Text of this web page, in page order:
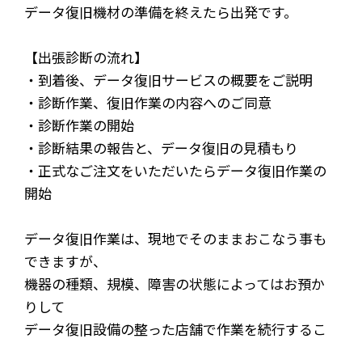
データ復旧機材の準備を終えたら出発です。
【出張診断の流れ】
・到着後、データ復旧サービスの概要をご説明
・診断作業、復旧作業の内容へのご同意
・診断作業の開始
・診断結果の報告と、データ復旧の見積もり
・正式なご注文をいただいたらデータ復旧作業の
開始
データ復旧作業は、現地でそのままおこなう事も
できますが、
機器の種類、規模、障害の状態によってはお預か
りして
データ復旧設備の整った店舗で作業を続行するこ